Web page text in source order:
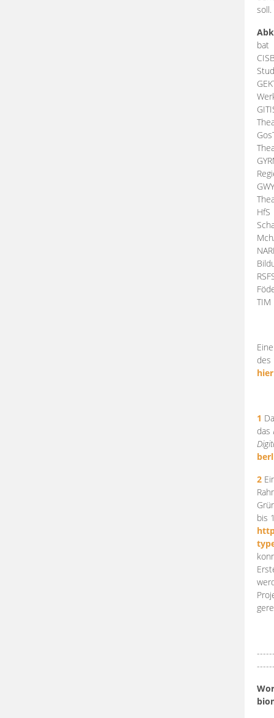
soll.
bat
HfS
des
hier
1
das
2
bis